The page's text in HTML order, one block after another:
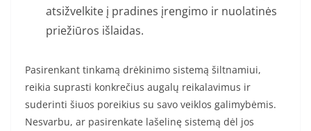
atsižvelkite į pradines įrengimo ir nuolatinės
priežiūros išlaidas.
Pasirenkant tinkamą drėkinimo sistemą šiltnamiui,
reikia suprasti konkrečius augalų reikalavimus ir
suderinti šiuos poreikius su savo veiklos galimybėmis.
Nesvarbu, ar pasirenkate lašelinę sistemą dėl jos